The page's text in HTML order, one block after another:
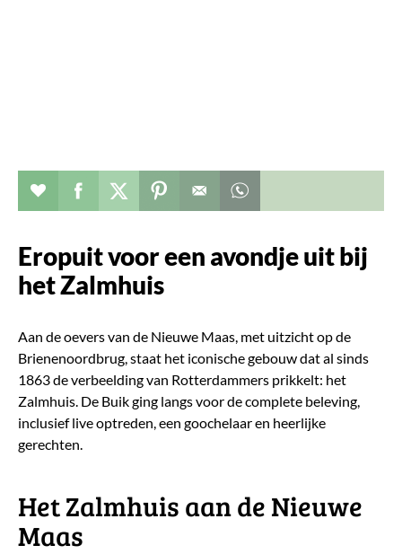
Verhaal toevoegen aan favorieten
Deel dit op facebook
Deel dit op twitter
Deel dit op pinterest
Eropuit voor een avondje uit bij
het Zalmhuis
Aan de oevers van de Nieuwe Maas, met uitzicht op de
Brienenoordbrug, staat het iconische gebouw dat al sinds
1863 de verbeelding van Rotterdammers prikkelt: het
Zalmhuis. De Buik ging langs voor de complete beleving,
inclusief live optreden, een goochelaar en heerlijke
gerechten.
​Het Zalmhuis aan de Nieuwe
Maas